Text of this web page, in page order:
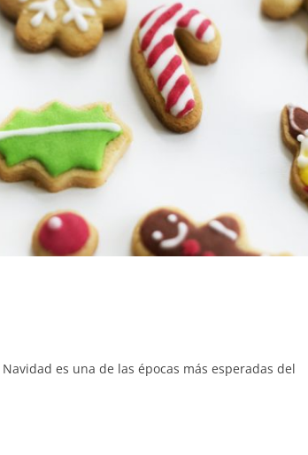
es una de las épocas más esperadas del